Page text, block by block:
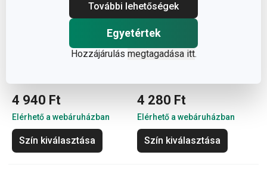
További lehetőségek
Egyetértek
Hozzájárulás megtagadása itt.
CONSTANT PASTEL
4 940 Ft
Elérhető a webáruházban
Szín kiválasztása
PURITY italpalack, 0.5 l
4 280 Ft
Elérhető a webáruházban
Szín kiválasztása